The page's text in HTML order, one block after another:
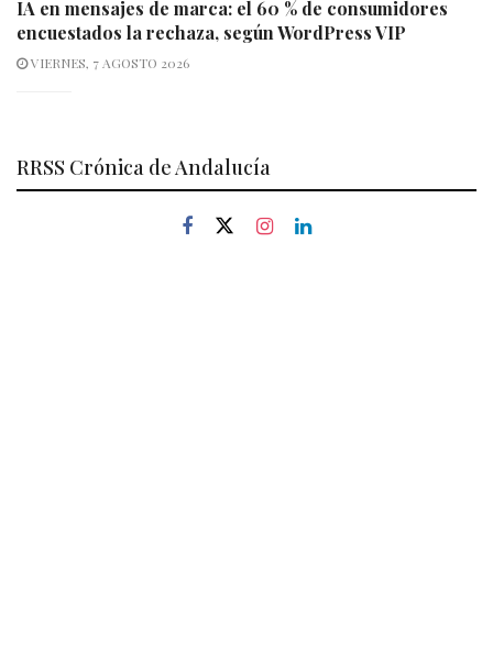
IA en mensajes de marca: el 60 % de consumidores
encuestados la rechaza, según WordPress VIP
VIERNES, 7 AGOSTO 2026
RRSS Crónica de Andalucía